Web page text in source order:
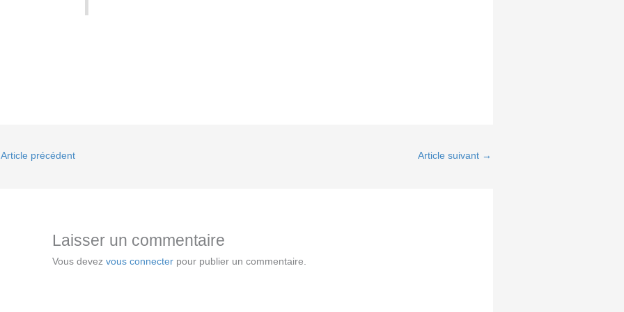
précédent Article suivant →
Laisser un commentaire
Vous devezvous connecter pour publier un commentaire.